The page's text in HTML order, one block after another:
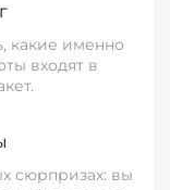
какие именно
входят в
сюрпризах: вы